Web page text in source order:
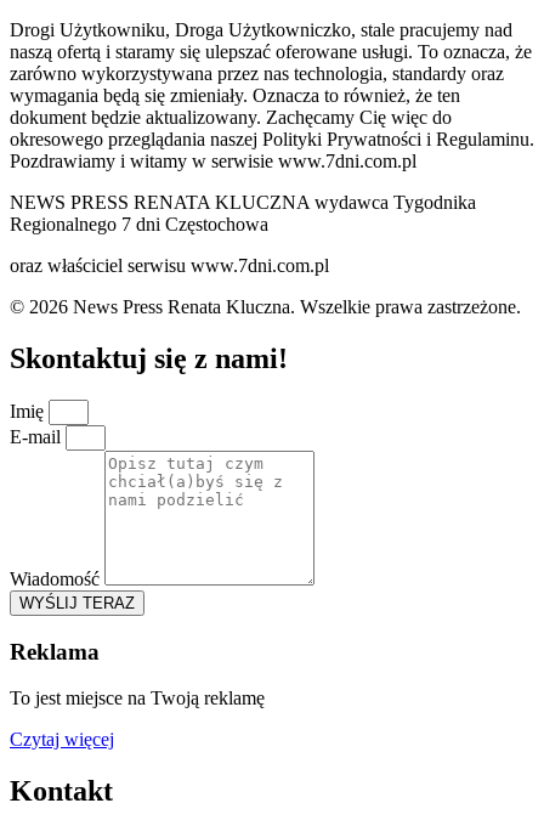
Drogi Użytkowniku, Droga Użytkowniczko, stale pracujemy nad
naszą ofertą i staramy się ulepszać oferowane usługi. To oznacza, że
zarówno wykorzystywana przez nas technologia, standardy oraz
wymagania będą się zmieniały. Oznacza to również, że ten
dokument będzie aktualizowany. Zachęcamy Cię więc do
okresowego przeglądania naszej Polityki Prywatności i Regulaminu.
Pozdrawiamy i witamy w serwisie www.7dni.com.pl
NEWS PRESS RENATA KLUCZNA wydawca Tygodnika
Regionalnego 7 dni Częstochowa
oraz właściciel serwisu www.7dni.com.pl
© 2026 News Press Renata Kluczna. Wszelkie prawa zastrzeżone.
Skontaktuj się z nami!
Imię
E-mail
Wiadomość
WYŚLIJ TERAZ
Reklama
To jest miejsce na Twoją reklamę
Czytaj więcej
Kontakt